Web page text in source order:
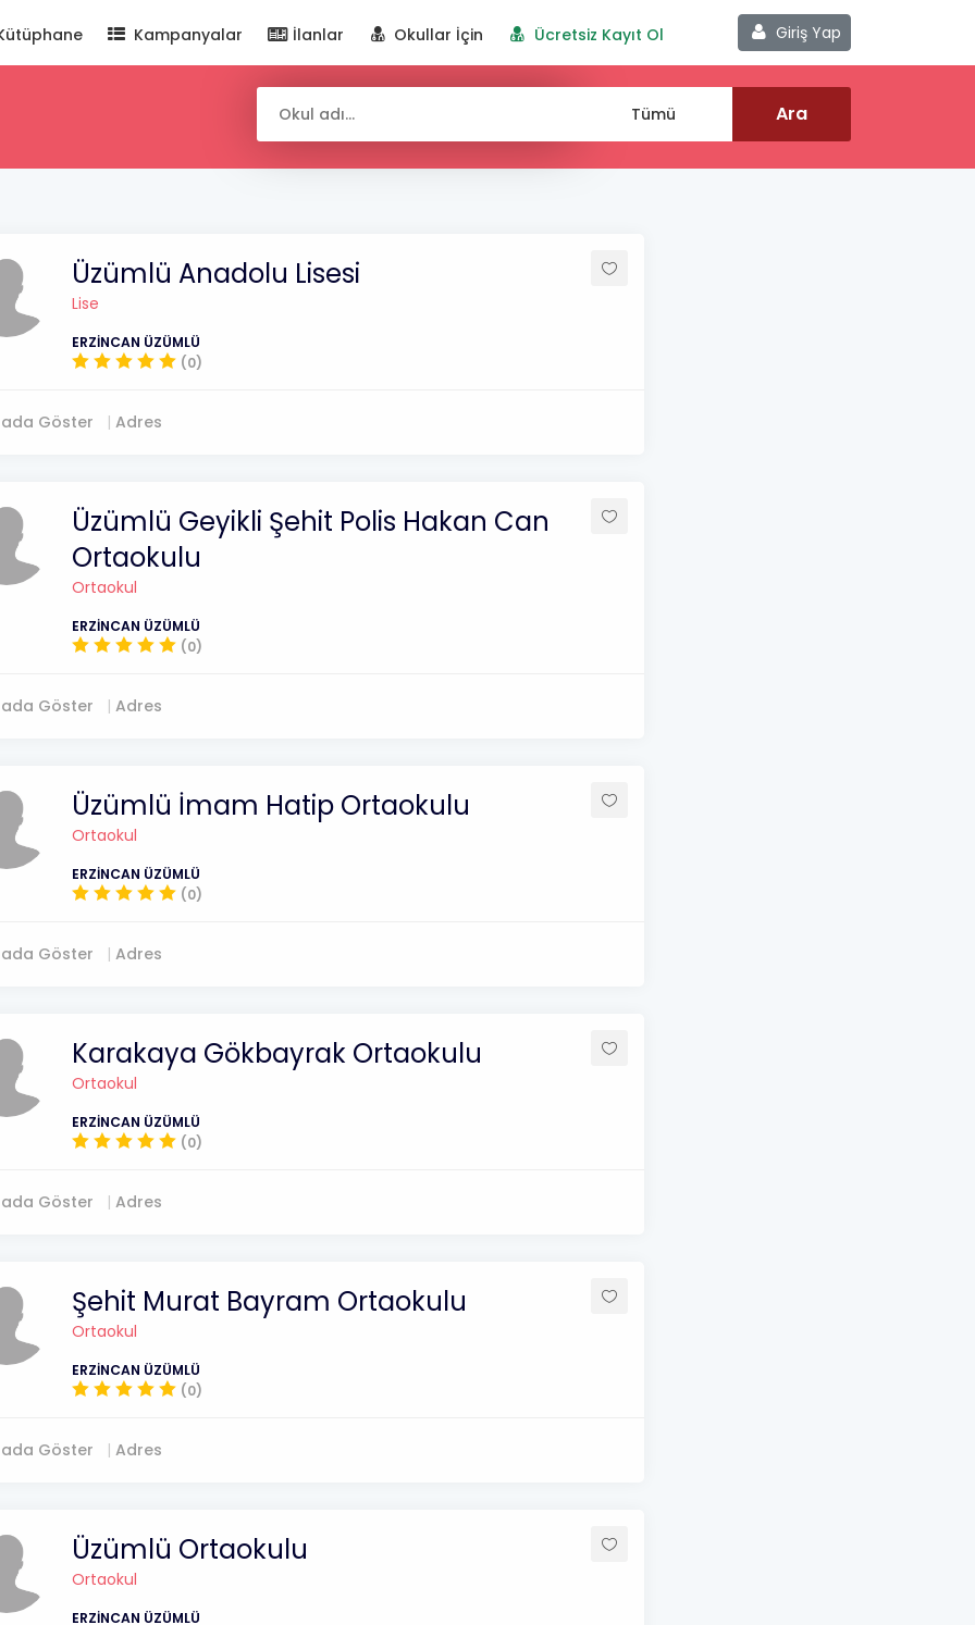
Giriş Yap
Kampanyalar İlanlar Okullar İçin Ücretsiz Kayıt Ol
Üzümlü Anadolu Lisesi
Lise
ERZİNCAN ÜZÜMLÜ
(0)
Göster Adres
Üzümlü Geyikli Şehit Polis Hakan Can
Ortaokulu
Ortaokul
ERZİNCAN ÜZÜMLÜ
(0)
Göster Adres
Üzümlü İmam Hatip Ortaokulu
Ortaokul
ERZİNCAN ÜZÜMLÜ
(0)
Göster Adres
Karakaya Gökbayrak Ortaokulu
Ortaokul
ERZİNCAN ÜZÜMLÜ
(0)
Göster Adres
Şehit Murat Bayram Ortaokulu
Ortaokul
ERZİNCAN ÜZÜMLÜ
(0)
Göster Adres
Üzümlü Ortaokulu
Ortaokul
ERZİNCAN ÜZÜMLÜ